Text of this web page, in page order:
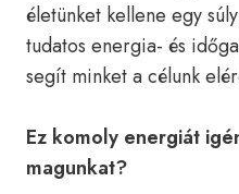
életünket kellene egy
tudatos energia- és
segít minket a célunk
Ez komoly energiát
magunkat?